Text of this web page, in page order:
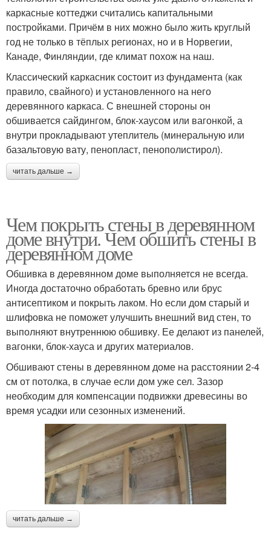
каркасные коттеджи считались капитальными
постройками. Причём в них можно было жить круглый
год не только в тёплых регионах, но и в Норвегии,
Канаде, Финляндии, где климат похож на наш.
Классический каркасник состоит из фундамента (как
правило, свайного) и установленного на него
деревянного каркаса. С внешней стороны он
обшивается сайдингом, блок-хаусом или вагонкой, а
внутри прокладывают утеплитель (минеральную или
базальтовую вату, пенопласт, пенополистирол).
читать дальше →
Чем покрыть стены в деревянном
доме внутри. Чем обшить стены в
деревянном доме
Обшивка в деревянном доме выполняется не всегда.
Иногда достаточно обработать бревно или брус
антисептиком и покрыть лаком. Но если дом старый и
шлифовка не поможет улучшить внешний вид стен, то
выполняют внутреннюю обшивку. Ее делают из панелей,
вагонки, блок-хауса и других материалов.
Обшивают стены в деревянном доме на расстоянии 2-4
см от потолка, в случае если дом уже сел. Зазор
необходим для компенсации подвижки древесины во
время усадки или сезонных изменений.
читать дальше →